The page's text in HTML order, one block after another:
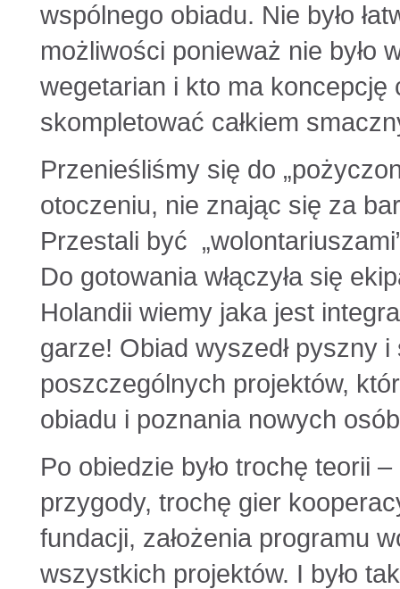
wspólnego obiadu. Nie było
możliwości ponieważ nie było
wegetarian i kto ma koncepcję
skompletować całkiem
Przenieśliśmy się do
otoczeniu, nie znając się za
Przestali być
Do gotowania włączyła się
Holandii wiemy jaka jest
garze! Obiad wyszedł pyszny
poszczególnych projektów,
obiadu i poznania nowych
Po obiedzie było trochę teorii
przygody, trochę gier
fundacji, założenia programu
wszystkich projektów. I było